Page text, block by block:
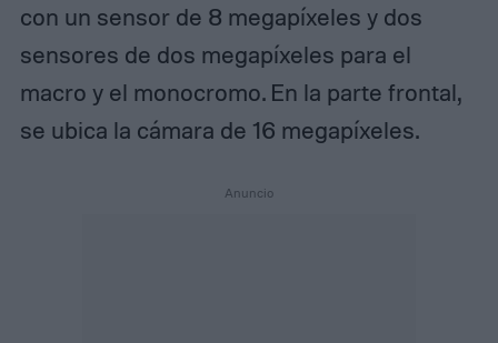
con un sensor de 8 megapíxeles y dos
sensores de dos megapíxeles para el
macro y el monocromo. En la parte frontal,
se ubica la cámara de 16 megapíxeles.